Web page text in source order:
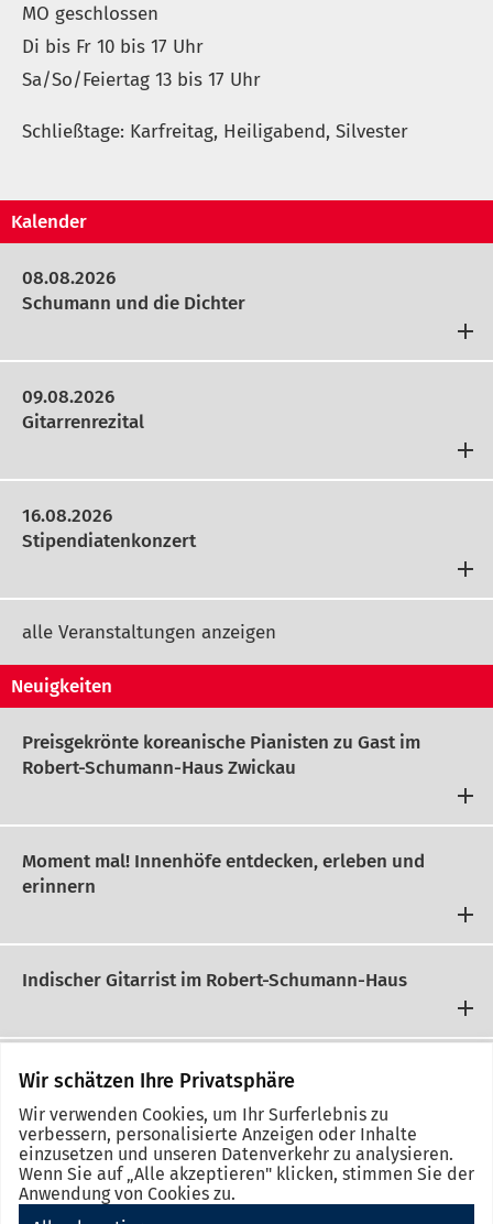
Wir schätzen Ihre Privatsphäre
Wir verwenden Cookies, um Ihr Surferlebnis zu
verbessern, personalisierte Anzeigen oder Inhalte
einzusetzen und unseren Datenverkehr zu analysieren.
Wenn Sie auf „Alle akzeptieren" klicken, stimmen Sie der
Anwendung von Cookies zu.
i
f
u
m
m
r:
MO geschlossen
Zusatzinformationen
Di bis Fr 10 bis 17 Uhr
Zusatzinformationen
Sa/So/Feiertag 13 bis 17 Uhr
Schließtage: Karfreitag, Heiligabend, Silvester
Kalender
08.08.2026
Schumann und die Dichter
09.08.2026
Gitarrenrezital
16.08.2026
Stipendiatenkonzert
alle Veranstaltungen anzeigen
Neuigkeiten
Preisgekrönte koreanische Pianisten zu Gast im
Robert-Schumann-Haus Zwickau
Moment mal! Innenhöfe entdecken, erleben und
erinnern
Indischer Gitarrist im Robert-Schumann-Haus
alle Neuigkeiten anzeigen